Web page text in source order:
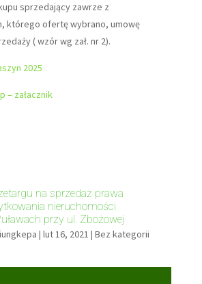
sprzedający zawrze z
którego ofertę wybrano, umowę
( wzór wg zał. nr 2).
2025
– załacznik
na sprzedaż prawa
nieruchomości
przy ul. Zbożowej
iungkepa | lut 16, 2021 | Bez kategorii